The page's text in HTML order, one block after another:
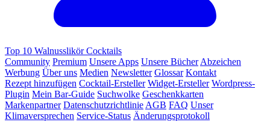
Top 10 Walnusslikör Cocktails
Community Premium Unsere Apps Unsere Bücher Abzeichen
Werbung Über uns Medien Newsletter Glossar Kontakt
Rezept hinzufügen Cocktail-Ersteller Widget-Ersteller Wordpress-
Plugin Mein Bar-Guide Suchwolke Geschenkkarten
Markenpartner Datenschutzrichtlinie AGB FAQ Unser
Klimaversprechen Service-Status Änderungsprotokoll